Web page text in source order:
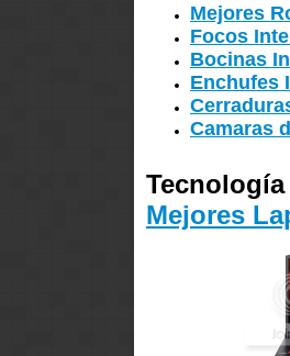
Mejores
Focos
Bocinas
Enchufes
Camaras
Mejores